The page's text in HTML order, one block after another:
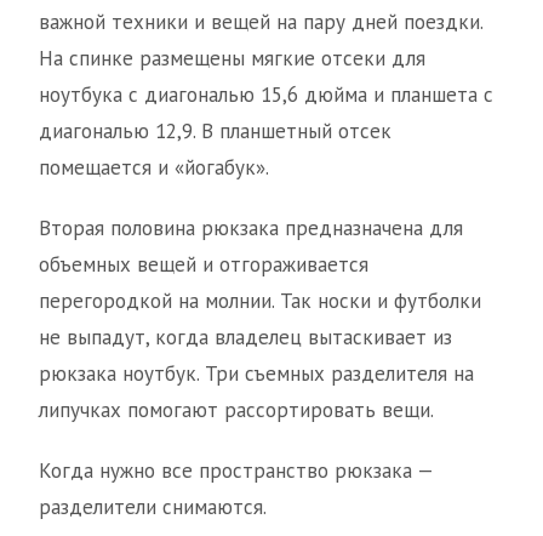
важной техники и вещей на пару дней поездки.
На спинке размещены мягкие отсеки для
ноутбука с диагональю 15,6 дюйма и планшета с
диагональю 12,9. В планшетный отсек
помещается и «йогабук».
Вторая половина рюкзака предназначена для
объемных вещей и отгораживается
перегородкой на молнии. Так носки и футболки
не выпадут, когда владелец вытаскивает из
рюкзака ноутбук. Три съемных разделителя на
липучках помогают рассортировать вещи.
Когда нужно все пространство рюкзака —
разделители снимаются.